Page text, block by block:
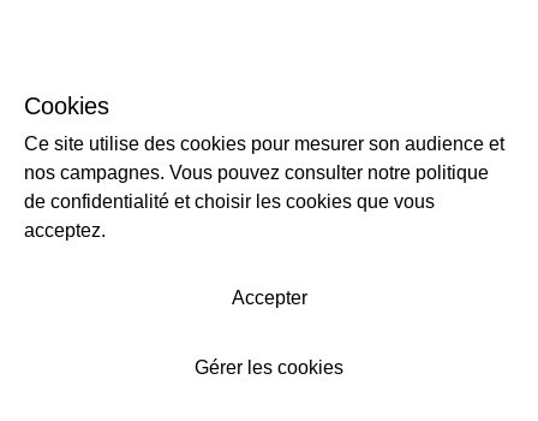
Cookies
Ce site utilise des cookies pour mesurer son audience et
nos campagnes. Vous pouvez consulter notre politique
de confidentialité et choisir les cookies que vous
acceptez.
Accepter
Gérer les cookies